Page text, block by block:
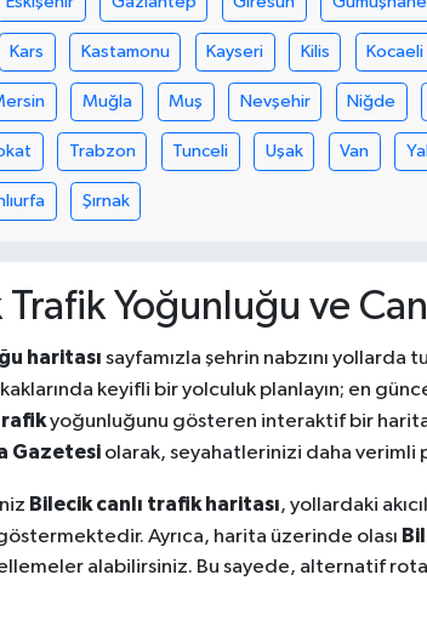
Kars Kastamonu Kayseri Kilis Kocaeli
Muğla Muş Nevşehir Niğde
Trabzon Tunceli Uşak Van
Şırnak
Trafik Yoğunluğu ve
haritası sayfamızla şehrin nabzını
keyifli bir yolculuk planlayın; en
yoğunluğunu gösteren interaktif bir harita
Gazetesiolarak, seyahatlerinizi daha verimli
Bilecik canlı trafik haritası, yollardaki
Ayrıca, harita üzerinde olası
alabilirsiniz. Bu sayede, alternatif